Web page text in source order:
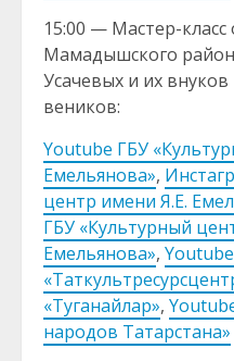
15:00 — Мастер-
Мамадышского
Усачевых и их
веников:
Youtube ГБУ
Емельянова»,
центр имени Я.Е.
ГБУ «Культурный
Емельянова»,
«Туганайлар»,
народов Татарстана»